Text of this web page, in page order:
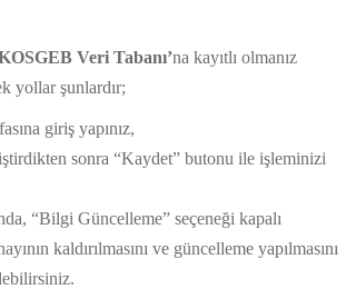
Veri Tabanı’na kayıtlı olmanız
yollar şunlardır;
giriş yapınız,
sonra “Kaydet” butonu ile işleminizi
“Bilgi Güncelleme” seçeneği kapalı
kaldırılmasını ve güncelleme yapılmasını